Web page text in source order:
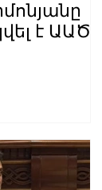
է ԱԱԾ